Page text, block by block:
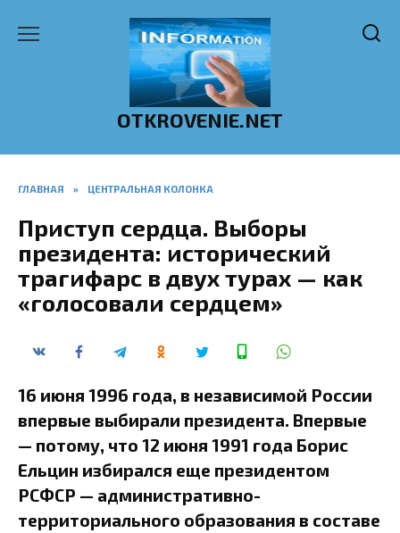
OTKROVENIE.NET
ГЛАВНАЯ » ЦЕНТРАЛЬНАЯ КОЛОНКА
Приступ сердца. Выборы
президента: исторический
трагифарс в двух турах — как
«голосовали сердцем»
16 июня 1996 года, в независимой России
впервые выбирали президента. Впервые
— потому, что 12 июня 1991 года Борис
Ельцин избирался еще президентом
РСФСР — административно-
территориального образования в составе